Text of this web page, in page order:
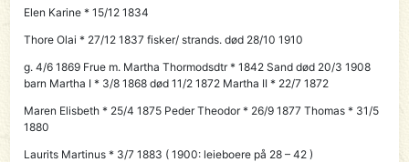
Elen Karine * 15/12 1834
Thore Olai* 27/12 1837 fisker/ strands. død 28/10 1910
g. 4/6 1869 Frue m. Martha Thormodsdtr * 1842 Sand død 20/3 1908
barn Martha I * 3/8 1868 død 11/2 1872 Martha II * 22/7 1872
Maren Elisbeth * 25/4 1875 Peder Theodor * 26/9 1877 Thomas * 31/5
1880
Laurits Martinus * 3/7 1883 ( 1900: leieboere på 28 – 42 )